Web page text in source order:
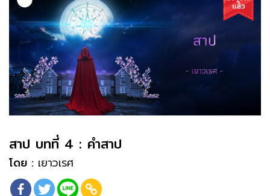
สาป บทที่ 4 : คำสาป
โดย : เยาวเรศ